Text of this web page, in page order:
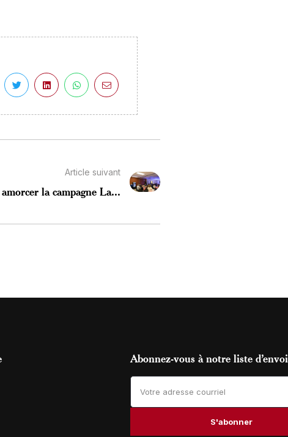
Article suivant
la campagne La...
Abonnez-vous à notre liste d’envoi